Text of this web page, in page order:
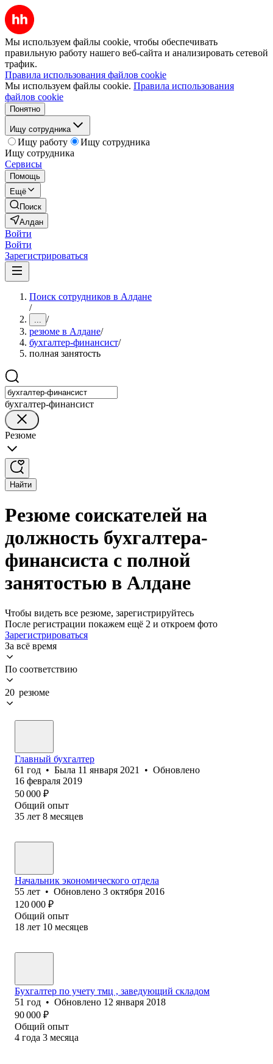
Мы используем файлы cookie, чтобы обеспечивать
правильную работу нашего веб-сайта и анализировать сетевой
трафик.
Правила использования файлов cookie
Мы используем файлы cookie. Правила использования
файлов cookie
Понятно
Ищу сотрудника
Ищу работу
Ищу сотрудника
Ищу сотрудника
Сервисы
Помощь
Ещё
Поиск
Алдан
Войти
Войти
Зарегистрироваться
Поиск сотрудников в Алдане
/
... /
резюме в Алдане/
бухгалтер-финансист/
полная занятость
бухгалтер-финансист
Резюме
Найти
Резюме соискателей на
должность бухгалтера-
финансиста с полной
занятостью в Алдане
Чтобы видеть все резюме, зарегистрируйтесь
После регистрации покажем ещё 2 и откроем фото
Зарегистрироваться
За всё время
По соответствию
20 резюме
Главный бухгалтер
61 год • Была 11 января 2021 • Обновлено
16 февраля 2019
50 000 ₽
Общий опыт
35 лет 8 месяцев
Начальник экономического отдела
55 лет • Обновлено 3 октября 2016
120 000 ₽
Общий опыт
18 лет 10 месяцев
Бухгалтер по учету тмц , заведующий складом
51 год • Обновлено 12 января 2018
90 000 ₽
Общий опыт
4 года 3 месяца